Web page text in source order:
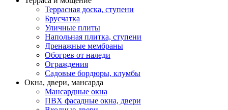
Террасная доска, ступени
Брусчатка
Уличные плиты
Напольная плитка, ступени
Дренажные мембраны
Обогрев от наледи
Ограждения
Садовые бордюры, клумбы
Окна, двери, мансарда
Мансардные окна
ПВХ фасадные окна, двери